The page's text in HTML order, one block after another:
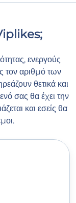
ενεργούς
τον αριθμό των
θετικά και
σας θα έχει την
και εσείς θα